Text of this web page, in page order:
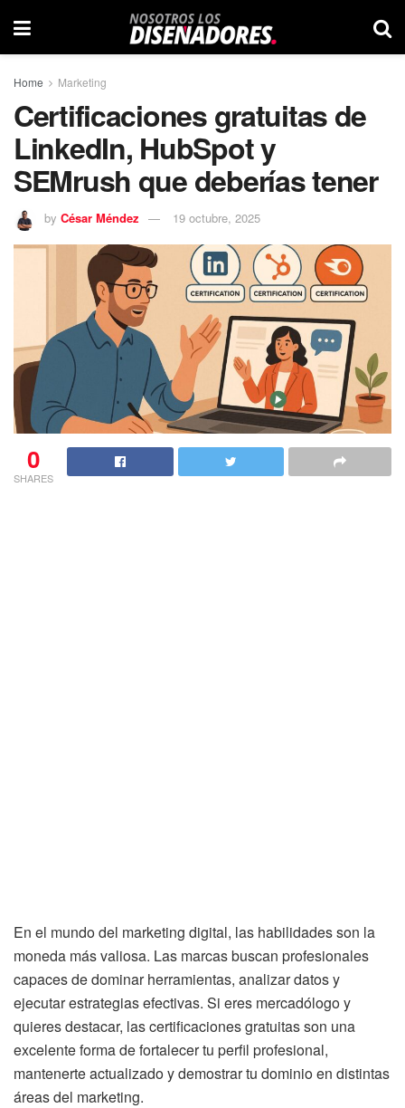
Home Marketing
Certificaciones gratuitas de
LinkedIn, HubSpot y
SEMrush que deberías tener
by César Méndez 19 octubre, 2025
0
SHARES
En el mundo del marketing digital, las habilidades son la
moneda más valiosa. Las marcas buscan profesionales
capaces de dominar herramientas, analizar datos y
ejecutar estrategias efectivas. Si eres mercadólogo y
quieres destacar, las certificaciones gratuitas son una
excelente forma de fortalecer tu perfil profesional,
mantenerte actualizado y demostrar tu dominio en distintas
áreas del marketing.